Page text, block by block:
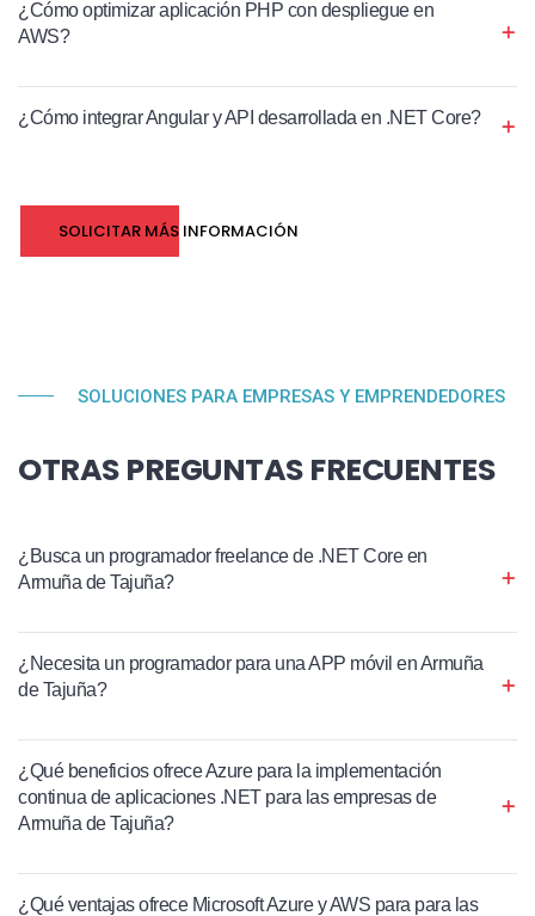
¿Cómo optimizar aplicación PHP con despliegue en
AWS?
¿Cómo integrar Angular y API desarrollada en .NET Core?
SOLICITAR MÁS INFORMACIÓN
SOLUCIONES PARA EMPRESAS Y EMPRENDEDORES
OTRAS PREGUNTAS FRECUENTES
¿Busca un programador freelance de .NET Core en
Armuña de Tajuña?
¿Necesita un programador para una APP móvil en Armuña
de Tajuña?
¿Qué beneficios ofrece Azure para la implementación
continua de aplicaciones .NET para las empresas de
Armuña de Tajuña?
¿Qué ventajas ofrece Microsoft Azure y AWS para para las